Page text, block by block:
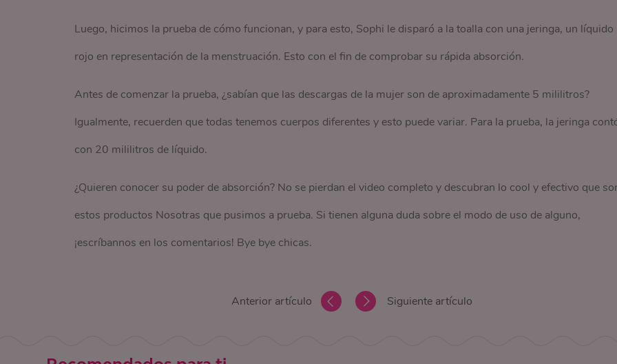
Luego, hicimos la prueba de cómo funcionan, y para esto, Sophi le disparó a la toalla con una jeringa, un líquido
rojo en representación de la menstruación. Esto con el fin de comprobar su rápida absorción.
Antes de comenzar la prueba, ¿sabían que las descargas de la mujer son de aproximadamente 5 mililitros?
Igualmente, recuerden que todas tenemos cuerpos diferentes y esto puede variar. Para la prueba, la jeringa
con 20 mililitros de líquido.
¿Quieren conocer su poder de absorción? No se pierdan el video completo y descubran lo cool y efectivo que
estos productos Nosotras que pusimos a prueba. Si tienen alguna duda sobre el modo de uso de alguno,
¡escríbannos en los comentarios! Bye bye chicas.
Anterior artículo Siguiente artículo